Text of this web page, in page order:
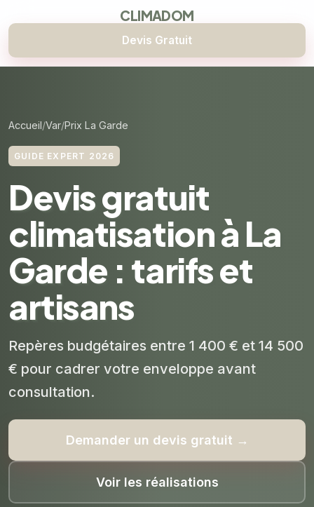
CLIMADOM
Devis Gratuit
Accueil Var Prix La Garde
GUIDE EXPERT 2026
Devis gratuit
climatisation à La
Garde : tarifs et
artisans
Repères budgétaires entre 1 400 € et 14 500
€ pour cadrer votre enveloppe avant
consultation.
Demander un devis gratuit →
Voir les réalisations